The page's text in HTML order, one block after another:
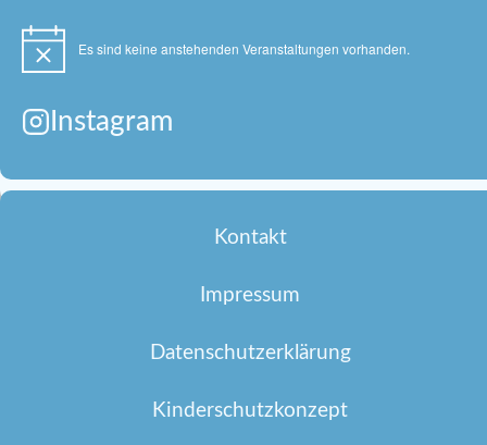
Hinweis Es sind keine anstehenden Veranstaltungen vorhanden.
Instagram
Kontakt
Impressum
Datenschutzerklärung
Kinderschutzkonzept